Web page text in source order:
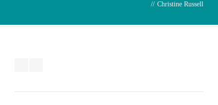
// Christine Russell